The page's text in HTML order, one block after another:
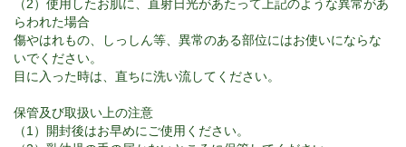
（2）使用したお肌に、直射日光があたって上記のような異常があ
らわれた場合
傷やはれもの、しっしん等、異常のある部位にはお使いにならな
いでください。
目に入った時は、直ちに洗い流してください。
保管及び取扱い上の注意
（1）開封後はお早めにご使用ください。